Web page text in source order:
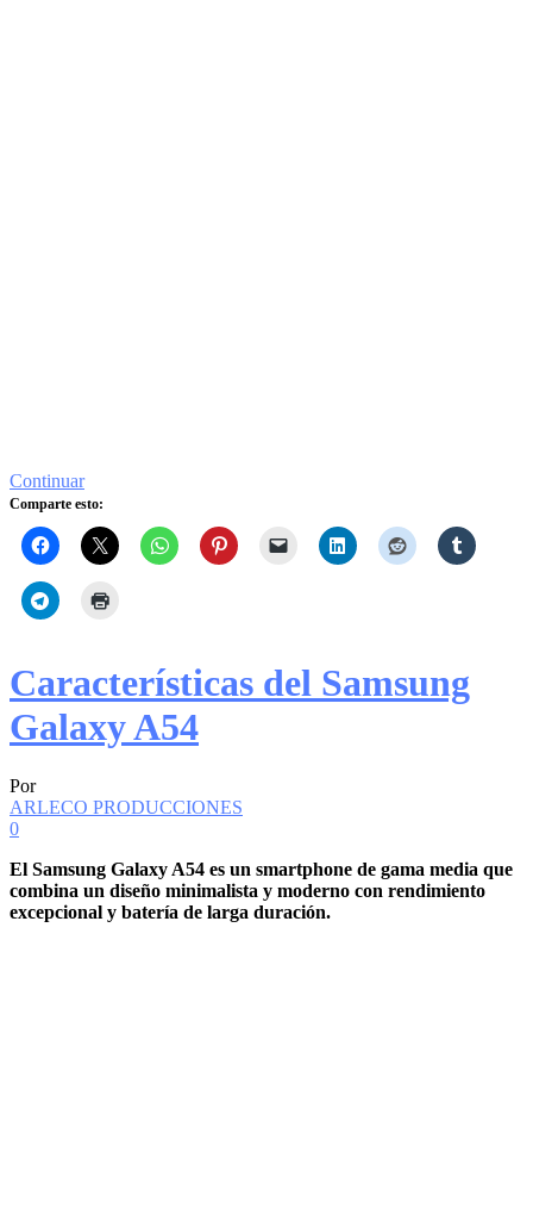
Continuar
Comparte esto:
Características del Samsung
Galaxy A54
Por
ARLECO PRODUCCIONES
0
El Samsung Galaxy A54 es un smartphone de gama media que
combina un diseño minimalista y moderno con rendimiento
excepcional y batería de larga duración.